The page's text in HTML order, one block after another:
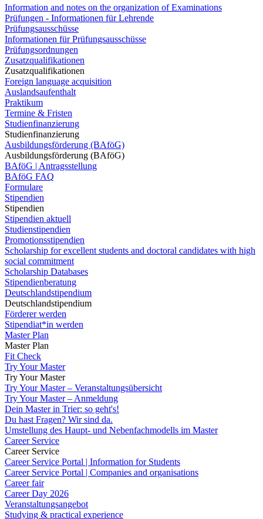
Information and notes on the organization of Examinations
Prüfungen - Informationen für Lehrende
Prüfungsausschüsse
Informationen für Prüfungsausschüsse
Prüfungsordnungen
Zusatzqualifikationen
Zusatzqualifikationen
Foreign language acquisition
Auslandsaufenthalt
Praktikum
Termine & Fristen
Studienfinanzierung
Studienfinanzierung
Ausbildungsförderung (BAföG)
Ausbildungsförderung (BAföG)
BAföG | Antragsstellung
BAföG FAQ
Formulare
Stipendien
Stipendien
Stipendien aktuell
Studienstipendien
Promotionsstipendien
Scholarship for excellent students and doctoral candidates with high
social commitment
Scholarship Databases
Stipendienberatung
Deutschlandstipendium
Deutschlandstipendium
Förderer werden
Stipendiat*in werden
Master Plan
Master Plan
Fit Check
Try Your Master
Try Your Master
Try Your Master – Veranstaltungsübersicht
Try Your Master – Anmeldung
Dein Master in Trier: so geht's!
Du hast Fragen? Wir sind da.
Umstellung des Haupt- und Nebenfachmodells im Master
Career Service
Career Service
Career Service Portal | Information for Students
Career Service Portal | Companies and organisations
Career fair
Career Day 2026
Veranstaltungsangebot
Studying & practical experience